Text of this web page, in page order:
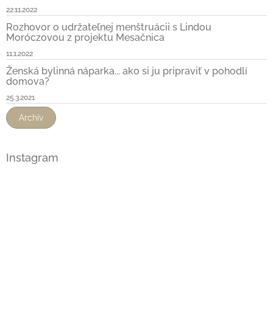
22.11.2022
Rozhovor o udržateľnej menštruácii s Lindou
Moróczovou z projektu Mesačnica
11.1.2022
Ženská bylinná náparka... ako si ju pripraviť v pohodlí
domova?
25.3.2021
Archív
Instagram